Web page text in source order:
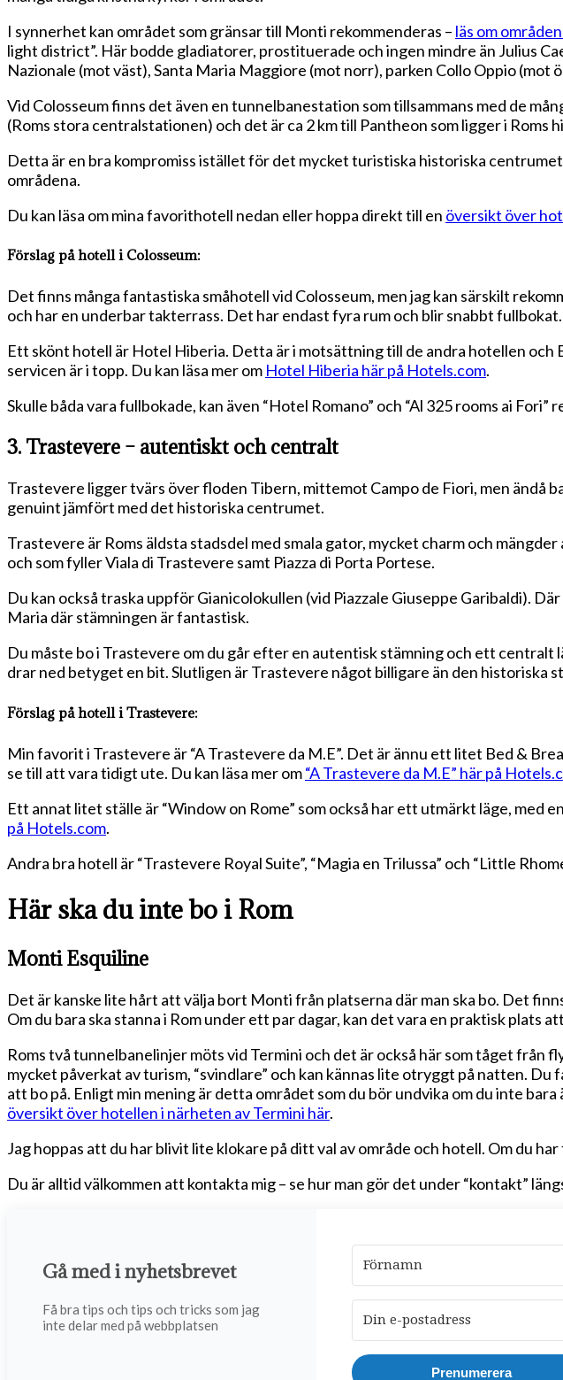
I synnerhet kan området som gränsar till Monti rekommenderas – läs om
light district”. Här bodde gladiatorer, prostituerade och ingen mindre än Julius
Nazionale (mot väst), Santa Maria Maggiore (mot norr), parken Collo Oppio (mot
Vid Colosseum finns det även en tunnelbanestation som tillsammans med de
(Roms stora centralstationen) och det är ca 2 km till Pantheon som ligger i Roms
Detta är en bra kompromiss istället för det mycket turistiska historiska
områdena.
Du kan läsa om mina favorithotell nedan eller hoppa direkt till en översikt över
Förslag på hotell i Colosseum:
Det finns många fantastiska småhotell vid Colosseum, men jag kan särskilt
och har en underbar takterrass. Det har endast fyra rum och blir snabbt fullbokat.
Ett skönt hotell är Hotel Hiberia. Detta är i motsättning till de andra hotellen
servicen är i topp. Du kan läsa mer om Hotel Hiberia här på Hotels.com.
Skulle båda vara fullbokade, kan även “Hotel Romano” och “Al 325 rooms ai Fori”
3. Trastevere – autentiskt och centralt
Trastevere ligger tvärs över floden Tibern, mittemot Campo de Fiori, men ändå
genuint jämfört med det historiska centrumet.
Trastevere är Roms äldsta stadsdel med smala gator, mycket charm och
och som fyller Viala di Trastevere samt Piazza di Porta Portese.
Du kan också traska uppför Gianicolokullen (vid Piazzale Giuseppe Garibaldi).
Maria där stämningen är fantastisk.
Du måste bo i Trastevere om du går efter en autentisk stämning och ett
drar ned betyget en bit. Slutligen är Trastevere något billigare än den historiska
Förslag på hotell i Trastevere:
Min favorit i Trastevere är “A Trastevere da M.E”. Det är ännu ett litet Bed &
se till att vara tidigt ute. Du kan läsa mer om“A Trastevere da M.E” här på
Ett annat litet ställe är “Window on Rome” som också har ett utmärkt läge, med
på Hotels.com.
Andra bra hotell är “Trastevere Royal Suite”, “Magia en Trilussa” och “Little
Här ska du inte bo i Rom
Monti Esquiline
Det är kanske lite hårt att välja bort Monti från platserna där man ska bo. Det
Om du bara ska stanna i Rom under ett par dagar, kan det vara en praktisk plats
Roms två tunnelbanelinjer möts vid Termini och det är också här som tåget från
mycket påverkat av turism, “svindlare” och kan kännas lite otryggt på natten.
att bo på. Enligt min mening är detta området som du bör undvika om du inte
översikt över hotellen i närheten av Termini här.
Jag hoppas att du har blivit lite klokare på ditt val av område och hotell. Om du
Du är alltid välkommen att kontakta mig – se hur man gör det under “kontakt”
Gå med i nyhetsbrevet
Få bra tips och tips och tricks som jag
inte delar med på webbplatsen
Prenumerera